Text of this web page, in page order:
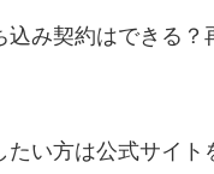
み契約はできる
い方は公式サイ